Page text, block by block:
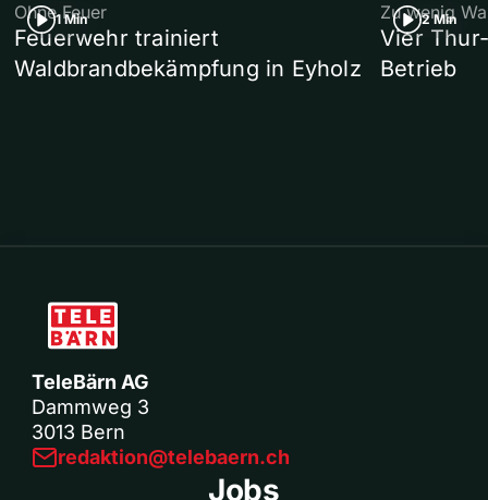
1 Min
Ohne Feuer
Feuerwehr trainiert
Waldbrandbekämpfung in Eyholz
2 Min
Zu wenig
Vier
Betrieb
TeleBärn AG
Dammweg 3
3013 Bern
redaktion@telebaern.ch
Jobs